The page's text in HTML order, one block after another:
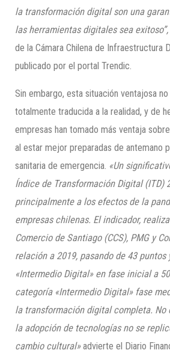
la transformación digital son una
las herramientas digitales sea exitoso”,
de la Cámara Chilena de Infraestructura
publicado por el portal Trendic.
Sin embargo, esta situación ventajosa
totalmente traducida a la realidad, y de
empresas han tomado más ventaja
al estar mejor preparadas de antemano
sanitaria de emergencia. «Un
Índice de Transformación Digital (ITD)
principalmente a los efectos de la pa
empresas chilenas. El indicador,
Comercio de Santiago (CCS), PMG y
relación a 2019, pasando de 43
«Intermedio Digital» en fase inicial a
categoría «Intermedio Digital» fase
la transformación digital completa. No
la adopción de tecnologías no se
cambio cultural»advierte el Diario